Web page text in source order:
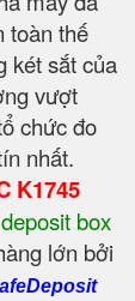
toàn thế
két sắt của
vượt
chức đo
nhất.
K1745
box
lớn bởi